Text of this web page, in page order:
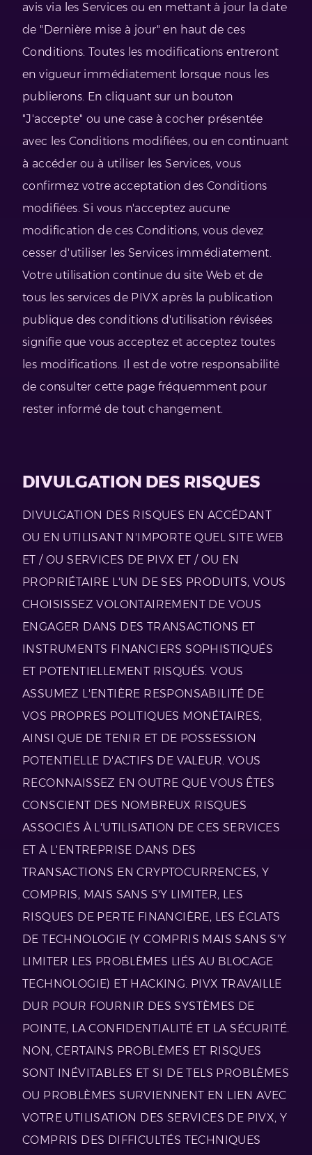
avis via les Services ou en mettant à jour la date
de "Dernière mise à jour" en haut de ces
Conditions. Toutes les modifications entreront
en vigueur immédiatement lorsque nous les
publierons. En cliquant sur un bouton
"J'accepte" ou une case à cocher présentée
avec les Conditions modifiées, ou en continuant
à accéder ou à utiliser les Services, vous
confirmez votre acceptation des Conditions
modifiées. Si vous n'acceptez aucune
modification de ces Conditions, vous devez
cesser d'utiliser les Services immédiatement.
Votre utilisation continue du site Web et de
tous les services de PIVX après la publication
publique des conditions d'utilisation révisées
signifie que vous acceptez et acceptez toutes
les modifications. Il est de votre responsabilité
de consulter cette page fréquemment pour
rester informé de tout changement.
DIVULGATION DES RISQUES
DIVULGATION DES RISQUES EN ACCÉDANT
OU EN UTILISANT N'IMPORTE QUEL SITE WEB
ET / OU SERVICES DE PIVX ET / OU EN
PROPRIÉTAIRE L'UN DE SES PRODUITS, VOUS
CHOISISSEZ VOLONTAIREMENT DE VOUS
ENGAGER DANS DES TRANSACTIONS ET
INSTRUMENTS FINANCIERS SOPHISTIQUÉS
ET POTENTIELLEMENT RISQUÉS. VOUS
ASSUMEZ L'ENTIÈRE RESPONSABILITÉ DE
VOS PROPRES POLITIQUES MONÉTAIRES,
AINSI QUE DE TENIR ET DE POSSESSION
POTENTIELLE D'ACTIFS DE VALEUR. VOUS
RECONNAISSEZ EN OUTRE QUE VOUS ÊTES
CONSCIENT DES NOMBREUX RISQUES
ASSOCIÉS À L'UTILISATION DE CES SERVICES
ET À L'ENTREPRISE DANS DES
TRANSACTIONS EN CRYPTOCURRENCES, Y
COMPRIS, MAIS SANS S'Y LIMITER, LES
RISQUES DE PERTE FINANCIÈRE, LES ÉCLATS
DE TECHNOLOGIE (Y COMPRIS MAIS SANS S'Y
LIMITER LES PROBLÈMES LIÉS AU BLOCAGE
TECHNOLOGIE) ET HACKING. PIVX TRAVAILLE
DUR POUR FOURNIR DES SYSTÈMES DE
POINTE, LA CONFIDENTIALITÉ ET LA SÉCURITÉ.
NON, CERTAINS PROBLÈMES ET RISQUES
SONT INÉVITABLES ET SI DE TELS PROBLÈMES
OU PROBLÈMES SURVIENNENT EN LIEN AVEC
VOTRE UTILISATION DES SERVICES DE PIVX, Y
COMPRIS DES DIFFICULTÉS TECHNIQUES